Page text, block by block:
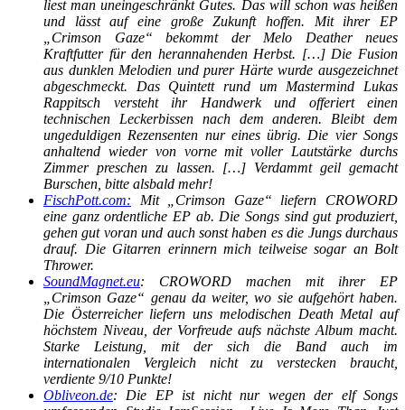
liest man uneingeschränkt Gutes. Das will schon was heißen
und lässt auf eine große Zukunft hoffen. Mit ihrer EP
„Crimson Gaze“ bekommt der Melo Deather neues
Kraftfutter für den herannahenden Herbst. […] Die Fusion
aus dunklen Melodien und purer Härte wurde ausgezeichnet
abgeschmeckt. Das Quintett rund um Mastermind Lukas
Rappitsch versteht ihr Handwerk und offeriert einen
technischen Leckerbissen nach dem anderen. Bleibt dem
ungeduldigen Rezensenten nur eines übrig. Die vier Songs
anhaltend wieder von vorne mit voller Lautstärke durchs
Zimmer preschen zu lassen. […] Verdammt geil gemacht
Burschen, bitte alsbald mehr!
FischPott.com: Mit „Crimson Gaze“ liefern CROWORD
eine ganz ordentliche EP ab. Die Songs sind gut produziert,
gehen gut voran und auch sonst haben es die Jungs durchaus
drauf. Die Gitarren erinnern mich teilweise sogar an Bolt
Thrower.
SoundMagnet.eu: CROWORD machen mit ihrer EP
„Crimson Gaze“ genau da weiter, wo sie aufgehört haben.
Die Österreicher liefern uns melodischen Death Metal auf
höchstem Niveau, der Vorfreude aufs nächste Album macht.
Starke Leistung, mit der sich die Band auch im
internationalen Vergleich nicht zu verstecken braucht,
verdiente 9/10 Punkte!
Obliveon.de: Die EP ist nicht nur wegen der elf Songs